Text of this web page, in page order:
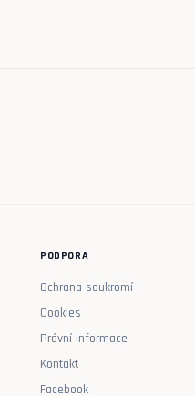
PODPORA
Ochrana soukromí
Cookies
Právní informace
Kontakt
Facebook